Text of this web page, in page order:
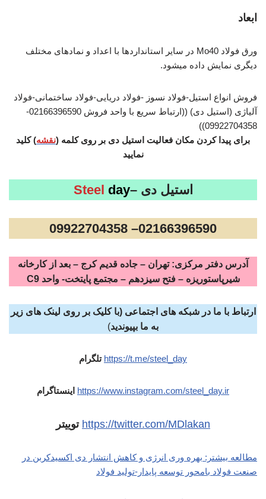
ابعاد
ورق فولاد Mo40 در سایر استانداردها با اعداد و نمادهای مختلف
دیگری نمایش داده میشود.
فروش انواع استیل-فولاد نسوز -فولاد دریایی-فولاد ساختمانی-فولاد
آلیاژی (استیل دی) ((ارتباط سریع با واحد فروش 02166396590-
09922704358))
برای پیدا کردن مکان فعالیت استیل دی بر روی کلمه (نقشه) کلید
نمایید
استیل دی – Steel day
02166396590– 09922704358
آدرس دفتر مرکزی: تهران – جاده قدیم کرج – بعد از کارخانه
شیرپاستوریزه – فتح سیزدهم – مجتمع پایتخت- واحد C9
ارتباط با ما در شبکه های اجتماعی (با کلیک بر روی لینک های زیر
به ما بپیوندید)
https://t.me/steel_day تلگرام
https://www.instagram.com/steel_day.ir اینستاگرام
https://twitter.com/MDlakan توییتر
مطالعه بیشتر: بهره وری انرژی و کاهش انتشار دی اکسیدکربن در
صنعت فولاد بامحور توسعه پایدار-تولید فولاد